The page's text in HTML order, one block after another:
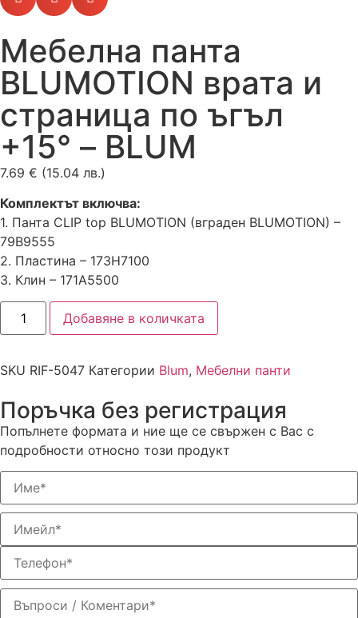
Мебелна панта
BLUMOTION врата и
страница по ъгъл
+15° – BLUM
7.69 € (15.04 лв.)
Комплектът включва:
1. Панта CLIP top BLUMOTION (вграден BLUMOTION) –
79B9555
2. Пластина – 173H7100
3. Клин – 171A5500
Добавяне в количката
SKU RIF-5047 Категории Blum, Мебелни панти
Поръчка без регистрация
Попълнете формата и ние ще се свържен с Вас с
подробности относно този продукт